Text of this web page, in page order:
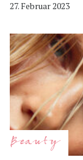
27. Februar 2023
Beauty